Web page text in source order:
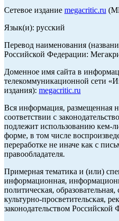
Сетевое издание megacritic.ru
Язык(и): русский
Перевод наименования
Российской Федерации:
Доменное имя сайта в
телекоммуникационной сети
издания): megacritic.ru
Вся информация, размещенная
соответствии с
подлежит использованию кем-
форме, в том числе
переработке не иначе как с
правообладателя.
Примерная тематика и (или)
информационная,
политическая, образовательная,
культурно-просветительская,
законодательством Российской